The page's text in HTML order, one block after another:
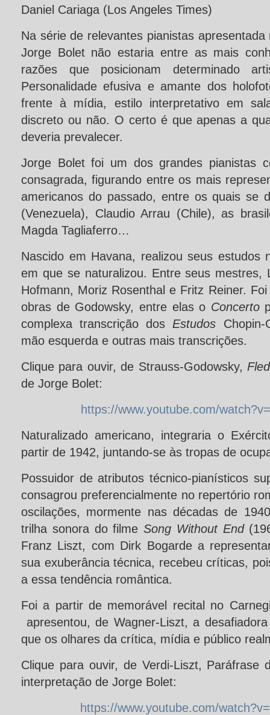
Daniel Cariaga (Los Angeles Times)
Na série de relevantes pianistas
Jorge Bolet não estaria entre as mais
razões que posicionam determinado
Personalidade efusiva e amante dos
frente à mídia, estilo interpretativo em
discreto ou não. O certo é que apenas a
deveria prevalecer.
Jorge Bolet foi um dos grandes pianistas
consagrada, figurando entre os mais
americanos do passado, entre os quais se
(Venezuela), Claudio Arrau (Chile), as
Magda Tagliaferro…
Nascido em Havana, realizou seus estudos
em que se naturalizou. Entre seus mestres,
Hofmann, Moriz Rosenthal e Fritz Reiner.
obras de Godowsky, entre elas o Concerto
complexa transcrição dos Estudos
mão esquerda e outras mais transcrições.
Clique para ouvir, de Strauss-Godowsky,
de Jorge Bolet:
https://www.youtube.com/
Naturalizado americano, integraria o
partir de 1942, juntando-se às tropas de
Possuidor de atributos técnico-pianísticos
consagrou preferencialmente no repertório
oscilações, mormente nas décadas de
trilha sonora do filme Song Without End
Franz Liszt, com Dirk Bogarde a
sua exuberância técnica, recebeu críticas,
a essa tendência romântica.
Foi a partir de memorável recital no
apresentou, de Wagner-Liszt, a
que os olhares da crítica, mídia e público
Clique para ouvir, de Verdi-Liszt, Paráfrase
interpretação de Jorge Bolet:
https://www.youtube.com/